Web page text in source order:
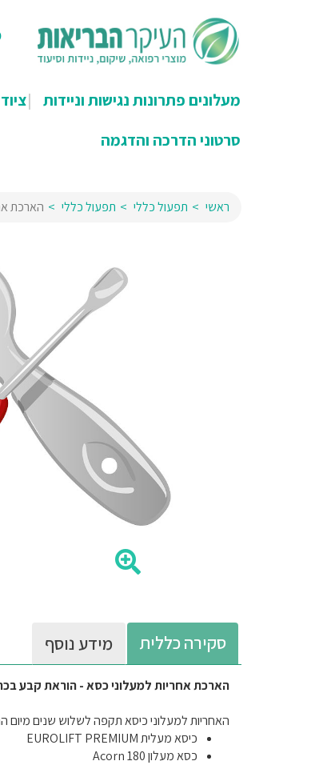
מעלונים פתרונות נגישות וניידות
סרטוני הדרכה והדגמה
ראשי תפעול כללי תפעול כללי הארכת
סקירה כללית מידע נוסף
הארכת אחריות למעלוני כסא - הוראת קבע
האחריות למעלוני כיסא תקפה לשלוש שנים מיום
כיסא מעלית EUROLIFT PREMIUM
כסא מעלון Acorn 180